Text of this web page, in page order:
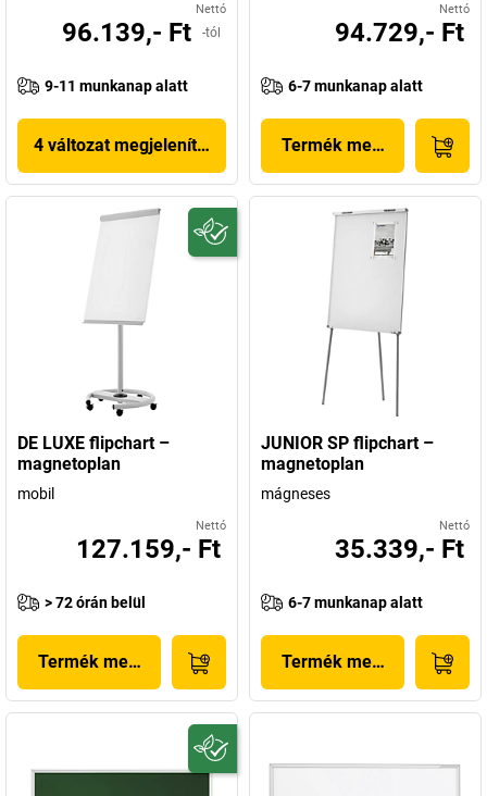
Nettó
96.139,- Ft -tól
9-11 munkanap alatt
4 változat megjelenítése
Nettó
94.729,- Ft
6-7 munkanap alatt
Termék megjelenítése
DE LUXE flipchart –
magnetoplan
mobil
Nettó
127.159,- Ft
> 72 órán belül
Termék megjelenítése
JUNIOR SP flipchart –
magnetoplan
mágneses
Nettó
35.339,- Ft
6-7 munkanap alatt
Termék megjelenítése